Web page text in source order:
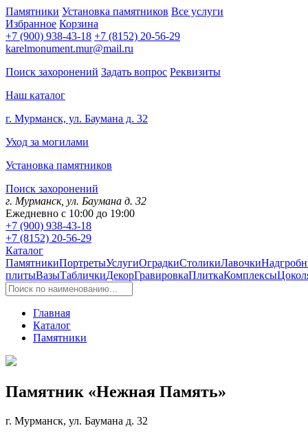
Памятники Установка памятников Все услуги
Избранное Корзина
+7 (900) 938-43-18 +7 (8152) 20-56-29
karelmonument.mur@mail.ru
Поиск захоронений Задать вопрос Реквизиты
Наш каталог
г. Мурманск, ул. Баумана д. 32
Уход за могилами
Установка памятников
Поиск захоронений
г. Мурманск, ул. Баумана д. 32
Ежедневно с 10:00 до 19:00
+7 (900) 938-43-18
+7 (8152) 20-56-29
Каталог
ПамятникиПортретыУслугиОградкиСтоликиЛавочки
плитыВазыТабличкиДекорГравировкаПлиткаКомплексы
Главная
Каталог
Памятники
Памятник «Нежная Память»
г. Мурманск, ул. Баумана д. 32